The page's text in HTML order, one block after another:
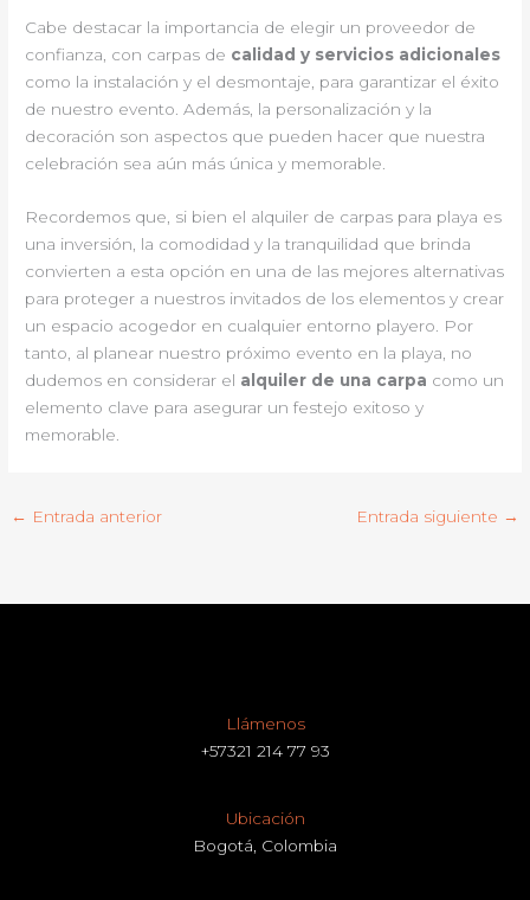
Cabe destacar la importancia de elegir un proveedor de
confianza, con carpas de calidad y servicios adicionales
como la instalación y el desmontaje, para garantizar el éxito
de nuestro evento. Además, la personalización y la
decoración son aspectos que pueden hacer que nuestra
celebración sea aún más única y memorable.
Recordemos que, si bien el alquiler de carpas para playa es
una inversión, la comodidad y la tranquilidad que brinda
convierten a esta opción en una de las mejores alternativas
para proteger a nuestros invitados de los elementos y crear
un espacio acogedor en cualquier entorno playero. Por
tanto, al planear nuestro próximo evento en la playa, no
dudemos en considerar el alquiler de una carpa como un
elemento clave para asegurar un festejo exitoso y
memorable.
← Entrada anterior Entrada siguiente →
Llámenos
+57321 214 77 93
Ubicación
Bogotá, Colombia